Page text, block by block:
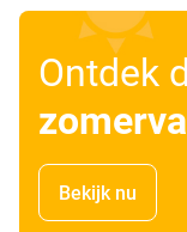
Ontdek
Bekijk nu